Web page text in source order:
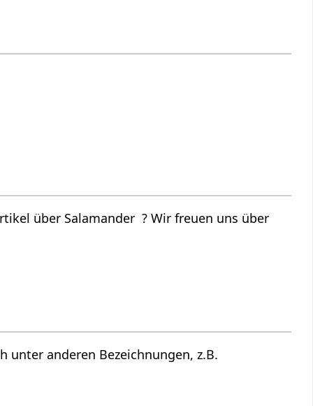
über Salamander ? Wir freuen uns über
unter anderen Bezeichnungen, z.B.